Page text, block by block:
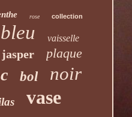
rose collection
bleu vaisselle
jasper plaque
bol noir
vase